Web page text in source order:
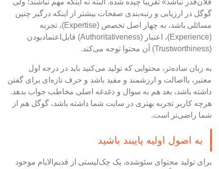
گوگل در ارزیابی و رتبه‌بندی صفحات بیشتر از اینکه درگیر چنین
مسائلی باشد، به چهار اصل تخصص (Expertise)، تجربه
(Experience)، اعتبار (Authoritativeness) قابل‌اعتمادبودن
(Trustworthiness) آن محتوا توجه می‌کند.
به زبان ساده‌تر، محتوایی که تولید می‌کنید باید در درجه اول
معتبر، بااصالت و ارزشمند و مفید باشد و حرف تازه‌ای برای گفتن
داشته باشد، بعد هم به سوال و دغدغه اصلی مخاطب جواب بدهد.
هرچه کاربر تجربه بهتری در سایت شما داشته باشد، گوگل هم از
شما راضی‌تر است.
به اصول اولیه پایبند باشید
برای تولید محتوای سئوشده، یک چک‌لیستی از قدیم‌الایام موجود